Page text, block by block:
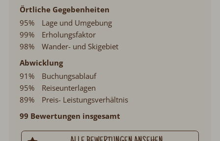
Örtliche Gegebenheiten
95%
Lage und Umgebung
99%
Erholungsfaktor
98%
Wander- und Skigebiet
Abwicklung
91%
Buchungsablauf
95%
Reiseunterlagen
89%
Preis- Leistungsverhältnis
99 Bewertungen insgesamt